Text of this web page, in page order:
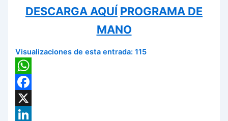
DESCARGA AQUÍ PROGRAMA DE
MANO
Visualizaciones de esta entrada: 115
WhatsApp
Facebook
X